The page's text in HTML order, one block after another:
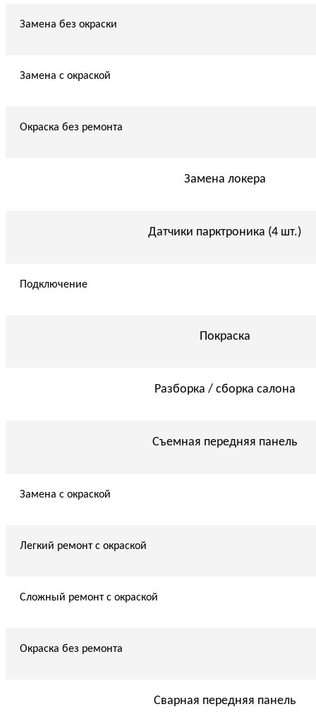
Замена без окраски
Замена с окраской
Окраска без ремонта
Замена локера
Датчики парктроника (4 шт.)
Подключение
Покраска
Разборка / сборка салона
Съемная передняя панель
Замена с окраской
Легкий ремонт с окраской
Сложный ремонт с окраской
Окраска без ремонта
Сварная передняя панель